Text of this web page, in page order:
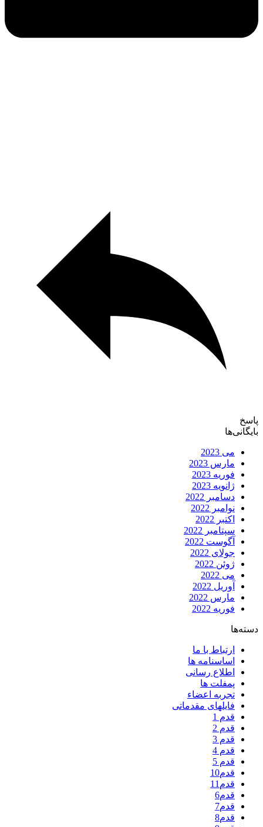
پاسخ
بایگانی‌ها
می 2023
مارس 2023
فوریه 2023
ژانویه 2023
دسامبر 2022
نوامبر 2022
اکتبر 2022
سپتامبر 2022
آگوست 2022
جولای 2022
ژوئن 2022
می 2022
آوریل 2022
مارس 2022
فوریه 2022
دسته‌ها
ارتباط با ما
اساسنامه ها
اطلاع رسانی
پمفلت ها
تجربه اعضاء
فایلهای مقدماتی
قدم 1
قدم 2
قدم 3
قدم 4
قدم 5
قدم10
قدم11
قدم6
قدم7
قدم8